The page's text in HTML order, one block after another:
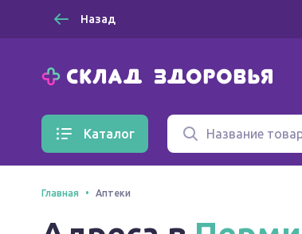
Назад
Каталог
Главная Аптеки